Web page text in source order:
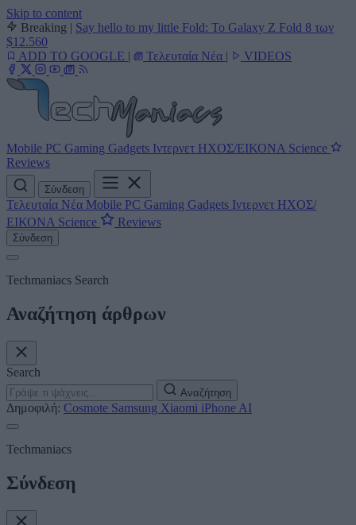
Skip to content
Breaking | Say hello to my little Fold: Το Galaxy Z Fold 8 των
$12.560
ADD TO GOOGLE | Τελευταία Νέα | VIDEOS
Mobile PC Gaming Gadgets Ιντερνετ ΗΧΟΣ/ΕΙΚΟΝΑ Science
Reviews
Σύνδεση
Τελευταία Νέα Mobile PC Gaming Gadgets Ιντερνετ ΗΧΟΣ/
ΕΙΚΟΝΑ Science Reviews
Σύνδεση
Techmaniacs Search
Αναζήτηση άρθρων
Search
Αναζήτηση
Δημοφιλή: Cosmote Samsung Xiaomi iPhone AI
Techmaniacs
Σύνδεση